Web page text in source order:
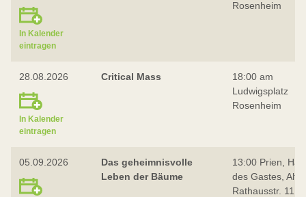
In Kalender
eintragen
Rosenheim
28.08.2026
In Kalender
eintragen
Critical Mass
18:00 am
Ludwigsplatz
Rosenheim
05.09.2026
Das geheimnisvolle
Leben der Bäume
13:00 Prien,
des Gastes, Alte
Rathausstr. 11